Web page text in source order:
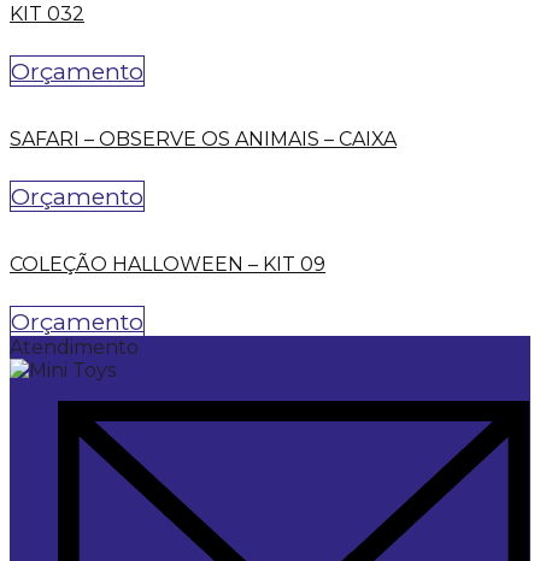
KIT 032
Orçamento
SAFARI – OBSERVE OS ANIMAIS – CAIXA
Orçamento
COLEÇÃO HALLOWEEN – KIT 09
Orçamento
Atendimento